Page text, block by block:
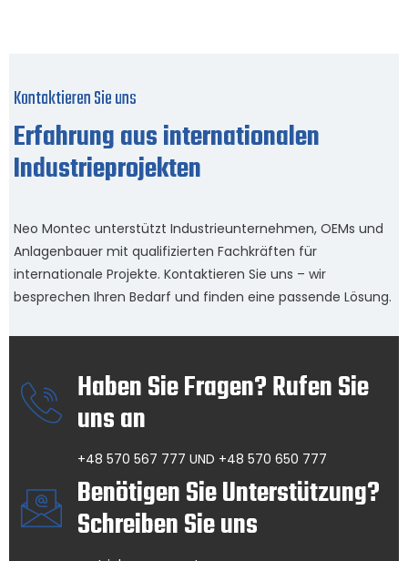
Kontaktieren Sie uns
Erfahrung aus internationalen
Industrieprojekten
Neo Montec unterstützt Industrieunternehmen, OEMs und
Anlagenbauer mit qualifizierten Fachkräften für
internationale Projekte. Kontaktieren Sie uns – wir
besprechen Ihren Bedarf und finden eine passende Lösung.
Haben Sie Fragen? Rufen Sie
uns an
+48 570 567 777 UND +48 570 650 777
Benötigen Sie Unterstützung?
Schreiben Sie uns